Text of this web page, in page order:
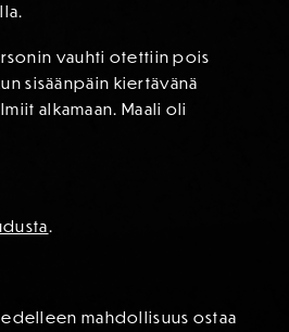
vauhti otettiin pois
sisäänpäin kiertävänä
alkamaan. Maali oli
.
edelleen mahdollisuus ostaa